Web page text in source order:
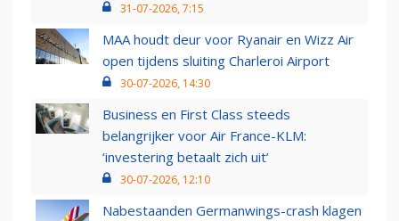
31-07-2026, 7:15
MAA houdt deur voor Ryanair en Wizz Air
open tijdens sluiting Charleroi Airport
30-07-2026, 14:30
Business en First Class steeds
belangrijker voor Air France-KLM:
‘investering betaalt zich uit’
30-07-2026, 12:10
Nabestaanden Germanwings-crash klagen